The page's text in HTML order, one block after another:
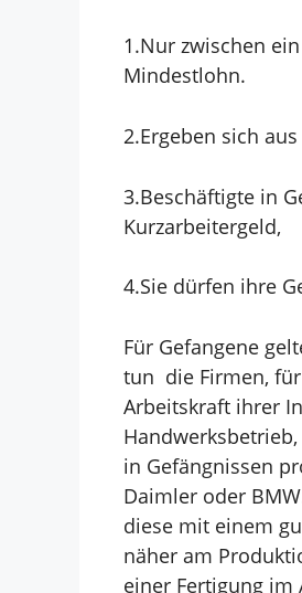
1.Nur zwischen
Mindestlohn.
2.Ergeben sich
3.Beschäftigte in
Kurzarbeitergeld,
4.Sie dürfen ihre
Für Gefangene
tun die Firmen,
Arbeitskraft ihrer
in Gefängnissen
Daimler oder
diese mit einem
näher am
einer Fertigung